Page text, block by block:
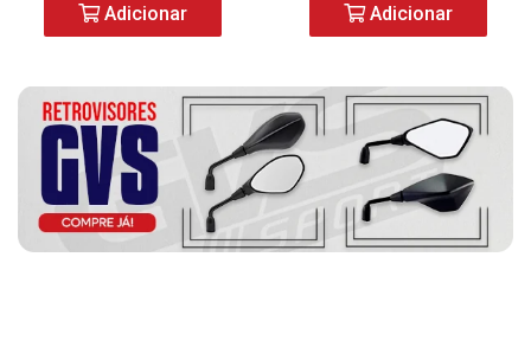
Adicionar Adicionar